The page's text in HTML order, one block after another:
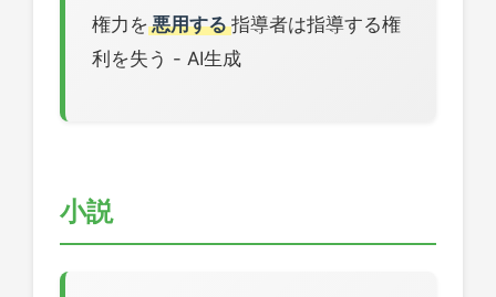
権力を 悪用する指導者は指導する権
利を失う - AI生成
小説